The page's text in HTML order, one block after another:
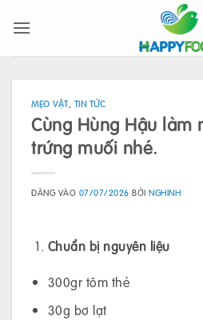
qua
MẸO VẶT, TIN TỨC
Cùng Hùng Hậu làm
trứng muối nhé.
ĐĂNG VÀO 07/07/2026 BỞINGHINH
Chuẩn bị nguyên liệu
300gr tôm thẻ
30g bơ lạt